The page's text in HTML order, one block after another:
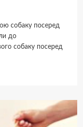
собаку посеред
до
собаку посеред